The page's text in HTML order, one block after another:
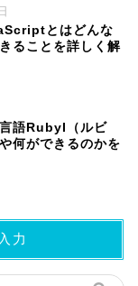
とはどんな
ることを詳しく解
語RubyI（ルビ
何ができるのかを
力